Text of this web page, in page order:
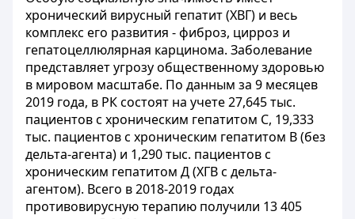
хронический вирусный гепатит (ХВГ) и весь
комплекс его развития - фиброз, цирроз и
гепатоцеллюлярная карцинома. Заболевание
представляет угрозу общественному здоровью
в мировом масштабе. По данным за 9 месяцев
2019 года, в РК состоят на учете 27,645 тыс.
пациентов с хроническим гепатитом С, 19,333
тыс. пациентов с хроническим гепатитом В (без
дельта-агента) и 1,290 тыс. пациентов с
хроническим гепатитом Д (ХГВ с дельта-
агентом). Всего в 2018-2019 годах
противовирусную терапию получили 13 405